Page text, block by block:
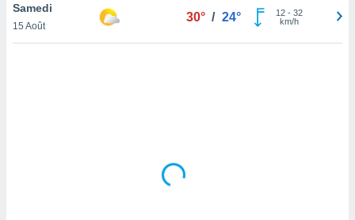
de
Samedi
15 Août
30° / 24° 12- 32
km/h